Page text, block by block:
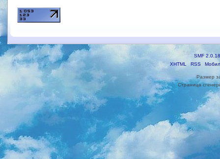
SMF 2.0.18
XHTML
RSS
Размер
Страница